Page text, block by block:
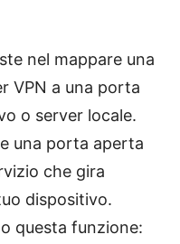
nel mappare una
VPN a una porta
o server locale.
una porta aperta
che gira
dispositivo.
questa funzione: